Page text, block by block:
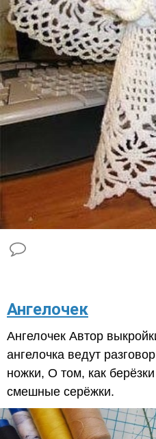
Ангелочек
Ангелочек Автор
ангелочка ведут
ножки, О том, как
смешные серёжки.